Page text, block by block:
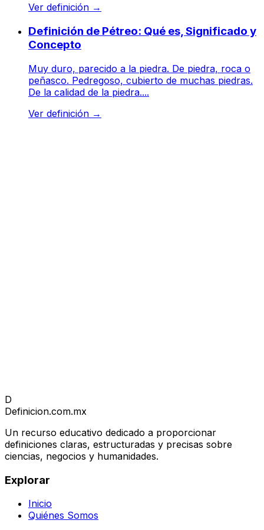
Ver definición →
Definición de Pétreo: Qué es, Significado y
Concepto
Muy duro, parecido a la piedra. De piedra, roca o
peñasco. Pedregoso, cubierto de muchas piedras.
De la calidad de la piedra....
Ver definición →
D
Definicion.com.mx
Un recurso educativo dedicado a proporcionar
definiciones claras, estructuradas y precisas sobre
ciencias, negocios y humanidades.
Explorar
Inicio
Quiénes Somos